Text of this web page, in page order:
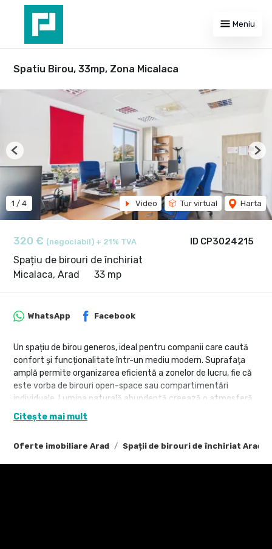
Meniu
Spatiu Birou, 33mp, Zona Micalaca
ID CP3024215
320 € (negociabil) + 21% TVA
Spațiu de birouri de închiriat
Micalaca, Arad
33 mp
1 / 4 Video Tur virtual Harta
Previous
Oferte imobiliare Arad Spații de birouri de închiriat Arad
WhatsApp Facebook
Un spațiu de birou generos, ideal pentru companii care caută
confort și funcționalitate într-un mediu modern. Suprafața
amplă permite organizarea eficientă a zonelor de lucru, fie că
este vorba de birouri open-space sau compartimentări
individuale. Lumina naturală abundentă creează o atmosferă
plăcută și productivă, completată de finisaje de calitate și
design contemporan.
Spațiul beneficiază de dotări esențiale precum aer condiționat,
Citește mai mult